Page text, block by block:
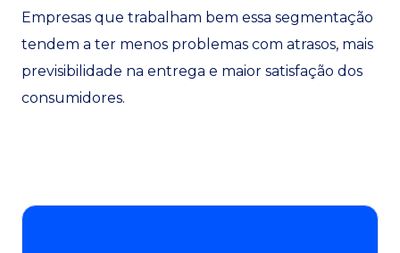
Empresas que trabalham bem essa segmentação
tendem a ter menos problemas com atrasos, mais
previsibilidade na entrega e maior satisfação dos
consumidores.